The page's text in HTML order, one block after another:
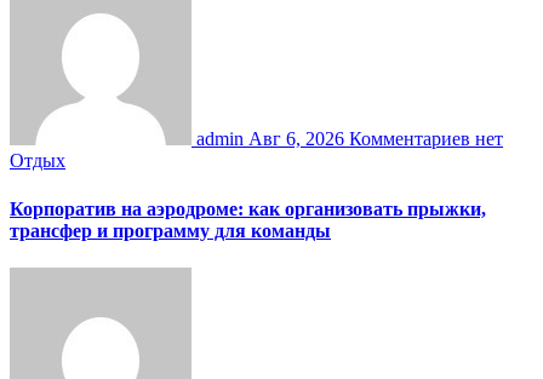
admin Авг 6, 2026 Комментариев нет
Отдых
Корпоратив на аэродроме: как организовать прыжки,
трансфер и программу для команды